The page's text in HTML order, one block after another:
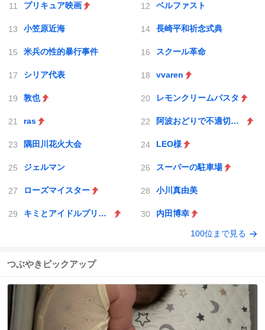
プリキュア映画 ベルファスト
小笠原近海 長崎平和祈念式典
米兵の性的暴行事件 スクール革命
シリア代表 vvaren
敦也 レモンクリームパスタ
ras 阿波おどりで不適切な動画
隅田川花火大会 LEO様
ジェルマン スーパーの駐車場
ローズマイスター 小川真由美
キミとアイドルプリキュア♪ 内田博幸
100位まで見る
つぶやきピックアップ